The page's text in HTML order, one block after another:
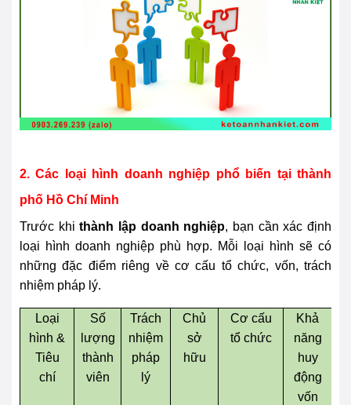
2. Các loại hình doanh nghiệp phổ biến tại thành
phố Hồ Chí Minh
Trước khithành lập doanh nghiệp, bạn cần xác định
loại hình doanh nghiệp phù hợp. Mỗi loại hình sẽ có
những đặc điểm riêng về cơ cấu tổ chức, vốn, trách
nhiệm pháp lý.
Loại
hình &
Tiêu
chí
Số
lượng
thành
viên
Trách
nhiệm
pháp
lý
Chủ
sở
hữu
Cơ cấu
tổ chức
Khả
năng
huy
động
vốn